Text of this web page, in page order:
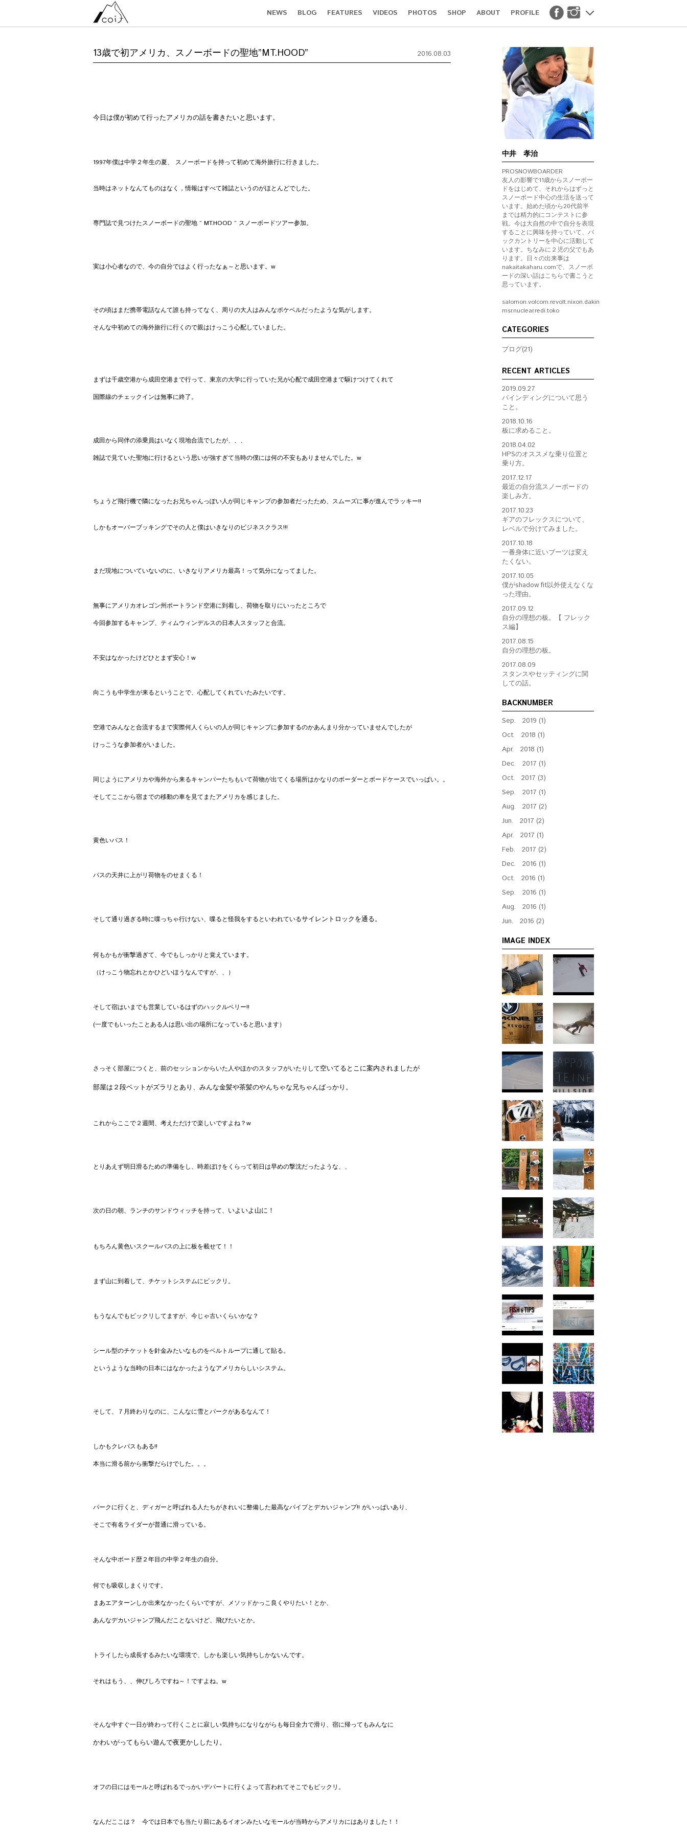
NEWS BLOG FEATURES VIDEOS PHOTOS SHOP ABOUT PROFILE
13歳で初アメリカ、スノーボードの聖地”MT.HOOD” 2016.08.03
今日は僕が初めて行ったアメリカの話を書きたいと思います。
1997年僕は中学２年生の夏、 スノーボードを持って初めて海外旅行に行きました。
当時はネットなんてものはなく，情報はすべて雑誌というのがほとんどでした。
専門誌で見つけたスノーボードの聖地 ” MT.HOOD ” スノーボードツアー参加。
実は小心者なので、今の自分ではよく行ったなぁ～と思います。w
その頃はまだ携帯電話なんて誰も持ってなく、周りの大人はみんなポケベルだったような気がします。
そんな中初めての海外旅行に行くので親はけっこう心配していました。
まずは千歳空港から成田空港まで行って、東京の大学に行っていた兄が心配で成田空港まで駆けつけてくれて
国際線のチェックインは無事に終了。
成田から同伴の添乗員はいなく現地合流でしたが、、、
雑誌で見ていた聖地に行けるという思いが強すぎて当時の僕には何の不安もありませんでした。w
ちょうど飛行機で隣になったお兄ちゃんっぽい人が同じキャンプの参加者だったため、スムーズに事が進んでラッキー!!
しかもオーバーブッキングでその人と僕はいきなりのビジネスクラス!!!
まだ現地についていないのに、いきなりアメリカ最高！って気分になってました。
無事にアメリカオレゴン州ポートランド空港に到着し、荷物を取りにいったところで
今回参加するキャンプ、ティムウィンデルスの日本人スタッフと合流。
不安はなかったけどひとまず安心！w
向こうも中学生が来るということで、心配してくれていたみたいです。
空港でみんなと合流するまで実際何人くらいの人が同じキャンプに参加するのかあんまり分かっていませんでしたが
けっこうな参加者がいました。
同じようにアメリカや海外から来るキャンパーたちもいて荷物が出てくる場所はかなりのボーダーとボードケースでいっぱい。。
そしてここから宿までの移動の車を見てまたアメリカを感じました。
黄色いバス！
バスの天井に上がリ荷物をのせまくる！
そして通り過ぎる時に喋っちゃ行けない、喋ると怪我をするといわれているサイレントロックを通る。
何もかもが衝撃過ぎて、今でもしっかりと覚えています。
（けっこう物忘れとかひどいほうなんですが、、）
そして宿はいまでも営業しているはずのハックルベリー!!
(一度でもいったことある人は思い出の場所になっていると思います）
さっそく部屋につくと、前のセッションからいた人やほかのスタッフがいたりして空いてるとこに案内されましたが
部屋は２段ベットがズラリとあり、 みんな金髪や茶髪のやんちゃな兄ちゃんばっかり。
これからここで２週間、考えただけで楽しいですよね？w
とりあえず明日滑るための準備をし、時差ぼけをくらって初日は早めの撃沈だったような、、
次の日の朝、ランチのサンドウィッチを持って、 いよいよ山に！
もちろん黄色いスクールバスの上に板を載せて！！
まず山に到着して、チケットシステムにビックリ。
もうなんでもビックリしてますが、今じゃ古いくらいかな？
シール型のチケットを針金みたいなものをベルトループに通して貼る。
というような当時の日本にはなかったようなアメリカらしいシステム。
そして、７月終わりなのに、こんなに雪とパークがあるなんて！
しかもクレパスもある!!
本当に滑る前から衝撃だらけでした。。。
パークに行くと、ディガーと呼ばれる人たちがきれいに整備した最高なパイプとデカいジャンプ!! がいっぱいあり、
そこで有名ライダーが普通に滑っている。
そんな中ボード歴２年目の中学２年生の自分。
何でも吸収しまくりです。
まあエアターンしか出来なかったくらいですが、メソッドかっこ良くやりたい！とか、
あんなデカいジャンプ飛んだことないけど、飛びたいとか。
トライしたら成長するみたいな環境で、しかも楽しい気持ちしかないんです。
それはもう、、伸びしろですね～！ですよね。w
そんな中すぐ一日が終わって行くことに寂しい気持ちになりながらも毎日全力で滑り、宿に帰ってもみんなに
かわいがってもらい遊んで夜更かししたり。
オフの日にはモールと呼ばれるでっかいデパートに行くよって言われてそこでもビックリ。
なんだここは？ 今では日本でも当たり前にあるイオンみたいなモールが当時からアメリカにはありました！！
中井 孝治
PROSNOWBOARDER
友人の影響で11歳からスノーボー
ドをはじめて、それからはずっと
スノーボード中心の生活を送って
います。始めた頃から20代前半
までは精力的にコンテストに参
戦。今は大自然の中で自分を表現
することに興味を持っていて、バ
ックカントリーを中心に活動して
います。ちなみに２児の父でもあ
ります。日々の出来事は
nakaitakaharu.comで、スノーボ
ードの深い話はこちらで書こうと
思っています。
salomon.volcom.revolt.nixon.dakine.
msr.nuclear.redi.toko
CATEGORIES
ブログ(21)
RECENT ARTICLES
2019.09.27
バインディングについて思う
こと。
2018.10.16
板に求めること。
2018.04.02
HPSのオススメな乗り位置と
乗り方。
2017.12.17
最近の自分流スノーボードの
楽しみ方。
2017.10.23
ギアのフレックスについて、
レベルで分けてみました。
2017.10.18
一番身体に近いブーツは変え
たくない。
2017.10.05
僕がshadow fit以外使えなくな
った理由。
2017.09.12
自分の理想の板。【 フレック
ス編】
2017.08.15
自分の理想の板。
2017.08.09
スタンスやセッティングに関
しての話。
BACKNUMBER
Sep. 2019 (1)
Oct. 2018 (1)
Apr. 2018 (1)
Dec. 2017 (1)
Oct. 2017 (3)
Sep. 2017 (1)
Aug. 2017 (2)
Jun. 2017 (2)
Apr. 2017 (1)
Feb. 2017 (2)
Dec. 2016 (1)
Oct. 2016 (1)
Sep. 2016 (1)
Aug. 2016 (1)
Jun. 2016 (2)
IMAGE INDEX